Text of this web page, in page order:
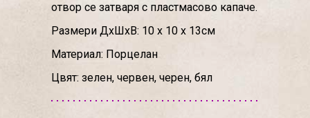
отвор се затваря с пластмасово капаче.
Размери ДхШхВ: 10 х 10 х 13см
Материал: Порцелан
Цвят: зелен, червен, черен, бял